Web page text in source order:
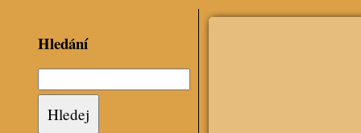
Hledání